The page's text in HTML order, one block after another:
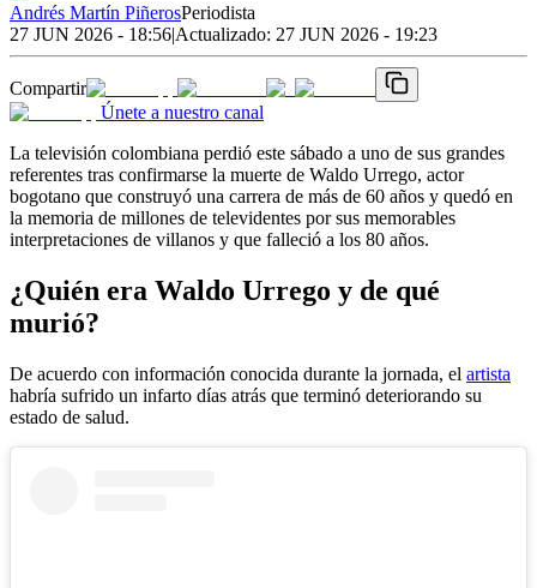
Andrés Martín PiñerosPeriodista
27 JUN 2026 - 18:56|Actualizado: 27 JUN 2026 - 19:23
Compartir
Únete a nuestro canal
La televisión colombiana perdió este sábado a uno de sus grandes
referentes tras confirmarse la muerte de Waldo Urrego, actor
bogotano que construyó una carrera de más de 60 años y quedó en
la memoria de millones de televidentes por sus memorables
interpretaciones de villanos y que falleció a los 80 años.
¿Quién era Waldo Urrego y de qué
murió?
De acuerdo con información conocida durante la jornada, el artista
habría sufrido un infarto días atrás que terminó deteriorando su
estado de salud.